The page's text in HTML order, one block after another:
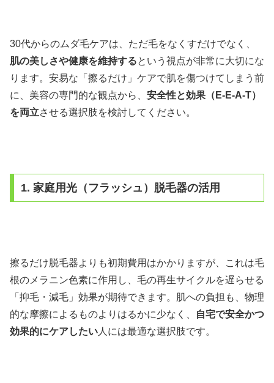
30代からのムダ毛ケアは、ただ毛をなくすだけでなく、
肌の美しさや健康を維持するという視点が非常に大切にな
ります。安易な「擦るだけ」ケアで肌を傷つけてしまう前
に、美容の専門的な観点から、 安全性と効果（E-E-A-T）
を両立させる選択肢を検討してください。
1. 家庭用光（フラッシュ）脱毛器の活用
擦るだけ脱毛器よりも初期費用はかかりますが、これは毛
根のメラニン色素に作用し、毛の再生サイクルを遅らせる
「抑毛・減毛」効果が期待できます。肌への負担も、物理
的な摩擦によるものよりはるかに少なく、
自宅で安全かつ
効果的にケアしたい 人には最適な選択肢です。